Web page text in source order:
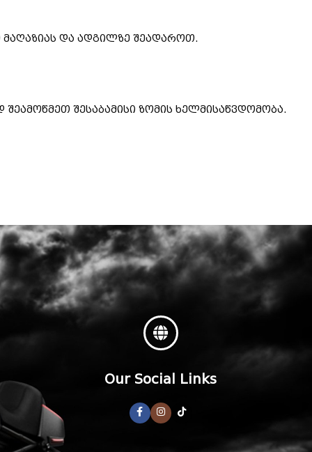
და ადგილზე შეადაროთ.
შესაბამისი ზომის ხელმისაწვდომობა.
Our Social Links